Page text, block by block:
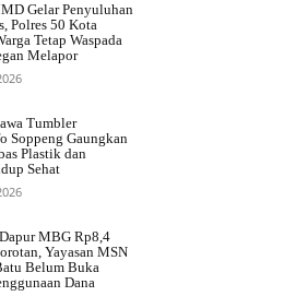
Gelar Penyuluhan
Polres 50 Kota
Tetap Waspada
Melapor
Tumbler
Soppeng Gaungkan
Plastik dan
Sehat
MBG Rp8,4
Yayasan MSN
Belum Buka
Dana